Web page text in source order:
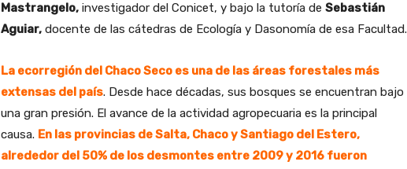
Mastrangelo,investigador del Conicet, y bajo la tutoría de Sebastián
Aguiar,docente de las cátedras de Ecología y Dasonomía de esa Facultad.
La ecorregión del Chaco Seco es una de las áreas forestales más
extensas del país. Desde hace décadas, sus bosques se encuentran bajo
una gran presión. El avance de la actividad agropecuaria es la principal
causa. En las provincias de Salta, Chaco y Santiago del Estero,
alrededor del 50% de los desmontes entre 2009 y 2016 fueron